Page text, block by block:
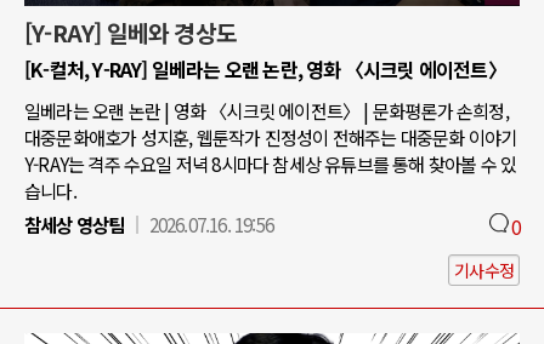
[Y-RAY] 일베와 경상도
[K-컬처, Y-RAY] 일베라는 오랜 논란, 영화 〈시크릿 에이전트〉
일베라는 오랜 논란 | 영화 〈시크릿 에이전트〉 | 문화평론가 손희정,
대중문화애호가 성지훈, 웹툰작가 진정성이 전해주는 대중문화 이야기
Y-RAY는 격주 수요일 저녁 8시마다 참세상 유튜브를 통해 찾아볼 수 있
습니다.
참세상 영상팀
2026.07.16. 19:56 0
기사수정